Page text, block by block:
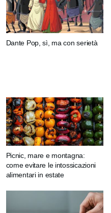
Dante Pop, sì, ma con serietà
Picnic, mare e montagna:
come evitare le intossicazioni
alimentari in estate